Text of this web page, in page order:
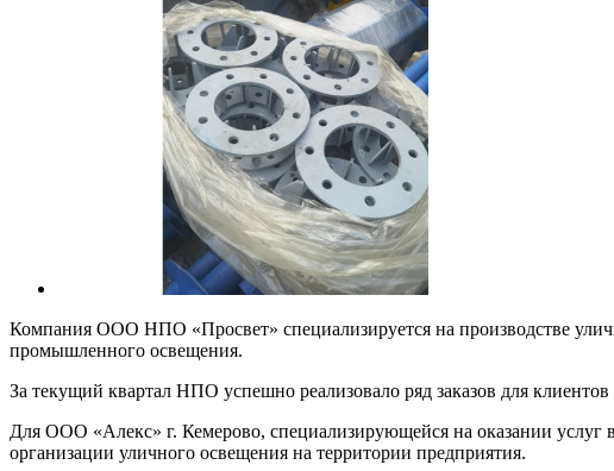
Компания ООО НПО «Просвет» специализируется на производстве
промышленного освещения.
За текущий квартал НПО успешно реализовало ряд заказов для
Для ООО «Алекс» г. Кемерово, специализирующейся на оказании услуг
организации уличного освещения на территории предприятия.